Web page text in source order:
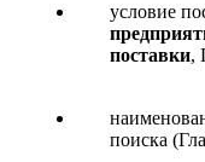
условие
поставки,
поиска